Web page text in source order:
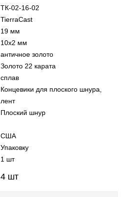
ТК-02-16-02
TierraCast
19 мм
10х2 мм
античное золото
Золото 22 карата
сплав
Концевики для плоского шнура,
лент
Плоский шнур
США
Упаковку
1 шт
4 шт